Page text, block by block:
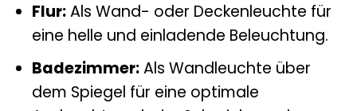
Flur:Als Wand- oder Deckenleuchte für
eine helle und einladende Beleuchtung.
Badezimmer:Als Wandleuchte über
dem Spiegel für eine optimale